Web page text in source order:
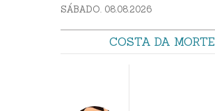
SÁBADO. 08.08.2026
COSTA DA MORTE